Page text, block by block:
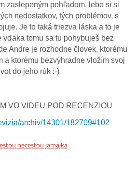
zaslepeným pohľadom, lebo si si
nedostatkov, tých problémov, s
Je to taká triezva láska a to je
vďaka tomu sa tu pohybuješ bez
Andre je rozhodne človek, ktorému
a ktorému bezvýhradne vložím svoj
do jeho rúk :-)
VO VIDEU POD RECENZIOU
archiv/14301/182709#102